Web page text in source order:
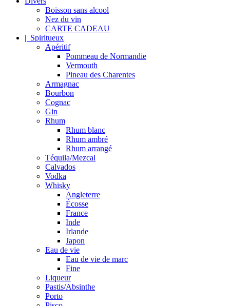
Boisson sans alcool
Nez du vin
CARTE CADEAU
| Spiritueux
Apéritif
Pommeau de Normandie
Vermouth
Pineau des Charentes
Armagnac
Bourbon
Cognac
Gin
Rhum
Rhum blanc
Rhum ambré
Rhum arrangé
Téquila/Mezcal
Calvados
Vodka
Whisky
Angleterre
Écosse
France
Inde
Irlande
Japon
Eau de vie
Eau de vie de marc
Fine
Liqueur
Pastis/Absinthe
Porto